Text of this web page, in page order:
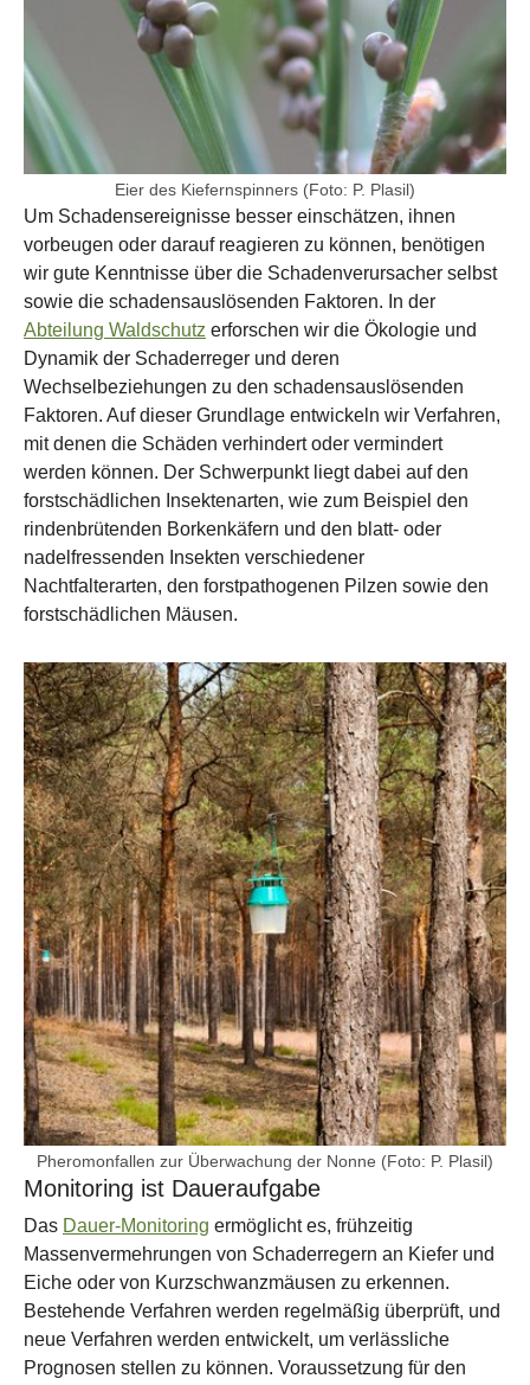
Eier des Kiefernspinners (Foto: P. Plasil)
Um Schadensereignisse besser einschätzen, ihnen
vorbeugen oder darauf reagieren zu können, benötigen
wir gute Kenntnisse über die Schadenverursacher selbst
sowie die schadensauslösenden Faktoren. In der
Abteilung Waldschutz erforschen wir die Ökologie und
Dynamik der Schaderreger und deren
Wechselbeziehungen zu den schadensauslösenden
Faktoren. Auf dieser Grundlage entwickeln wir Verfahren,
mit denen die Schäden verhindert oder vermindert
werden können. Der Schwerpunkt liegt dabei auf den
forstschädlichen Insektenarten, wie zum Beispiel den
rindenbrütenden Borkenkäfern und den blatt- oder
nadelfressenden Insekten verschiedener
Nachtfalterarten, den forstpathogenen Pilzen sowie den
forstschädlichen Mäusen.
Pheromonfallen zur Überwachung der Nonne (Foto: P. Plasil)
Monitoring ist Daueraufgabe
Das Dauer-Monitoring ermöglicht es, frühzeitig
Massenvermehrungen von Schaderregern an Kiefer und
Eiche oder von Kurzschwanzmäusen zu erkennen.
Bestehende Verfahren werden regelmäßig überprüft, und
neue Verfahren werden entwickelt, um verlässliche
Prognosen stellen zu können. Voraussetzung für den